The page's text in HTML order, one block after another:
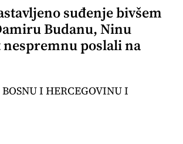
suđenje bivšem
Budanu, Ninu
poslali na
I HERCEGOVINU I